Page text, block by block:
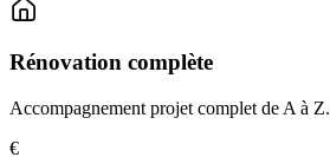
Rénovation complète
Accompagnement projet complet de A à Z.
€